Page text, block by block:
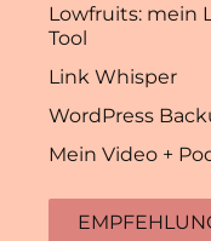
Lowfruits: mein
Tool
Link Whisper
WordPress
Mein Video +